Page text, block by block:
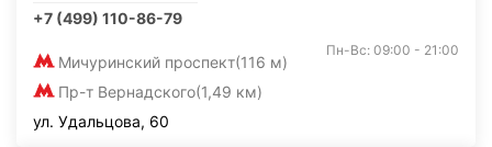
+7 (499) 110-86-79
Мичуринский проспект(116 м)
Пр-т Вернадского(1,49 км)
Пн-Вс: 09:00 - 21:00
ул. Удальцова, 60